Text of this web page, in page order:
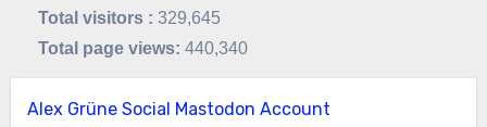
Total visitors :329,645
Total page views:440,340
Alex Grüne Social Mastodon Account